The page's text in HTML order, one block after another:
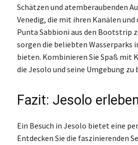
Schätzen und atemberaubenden
Venedig, die mit ihren Kanälen
Punta Sabbioni aus den Bootstrip
sorgen die beliebten Wasserparks
bieten. Kombinieren Sie Spaß mit
die Jesolo und seine Umgebung zu
Fazit: Jesolo
Ein Besuch in Jesolo bietet eine
Entdecken Sie die faszinierenden